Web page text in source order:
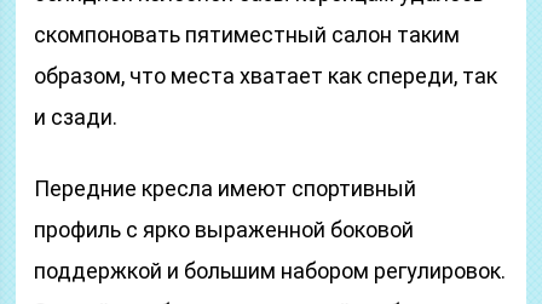
скомпоновать пятиместный салон таким
образом, что места хватает как спереди, так
и сзади.
Передние кресла имеют спортивный
профиль с ярко выраженной боковой
поддержкой и большим набором регулировок.